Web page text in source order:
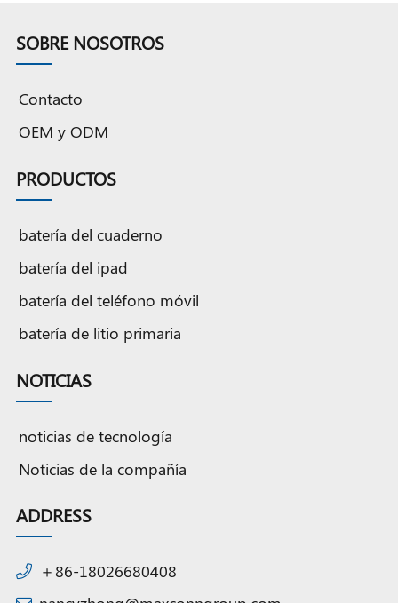
SOBRE NOSOTROS
Contacto
OEM y ODM
PRODUCTOS
batería del cuaderno
batería del ipad
batería del teléfono móvil
batería de litio primaria
NOTICIAS
noticias de tecnología
Noticias de la compañía
ADDRESS
＋86-18026680408